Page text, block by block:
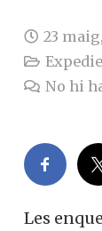
23
No hi
Les